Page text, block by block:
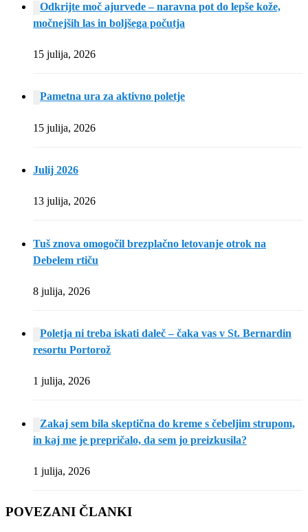
Odkrijte moč ajurvede – naravna pot do lepše kože,
močnejših las in boljšega počutja
15 julija, 2026
Pametna ura za aktivno poletje
15 julija, 2026
Julij 2026
13 julija, 2026
Tuš znova omogočil brezplačno letovanje otrok na
Debelem rtiču
8 julija, 2026
Poletja ni treba iskati daleč – čaka vas v St. Bernardin
resortu Portorož
1 julija, 2026
Zakaj sem bila skeptična do kreme s čebeljim strupom,
in kaj me je prepričalo, da sem jo preizkusila?
1 julija, 2026
POVEZANI ČLANKI